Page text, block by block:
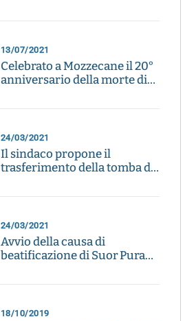
Celebrato a Mozzecane il 20°
anniversario della morte di
13/07/2021
Il sindaco propone il
trasferimento della tomba di
24/03/2021
Avvio della causa di
beatificazione di Suor Pura
24/03/2021
18/10/2019